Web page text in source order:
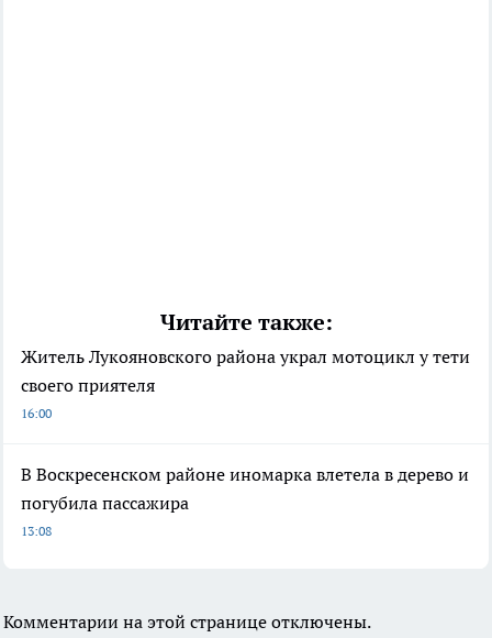
Читайте также:
Житель Лукояновского района украл мотоцикл у тети
своего приятеля
16:00
В Воскресенском районе иномарка влетела в дерево и
погубила пассажира
13:08
Комментарии на этой странице отключены.